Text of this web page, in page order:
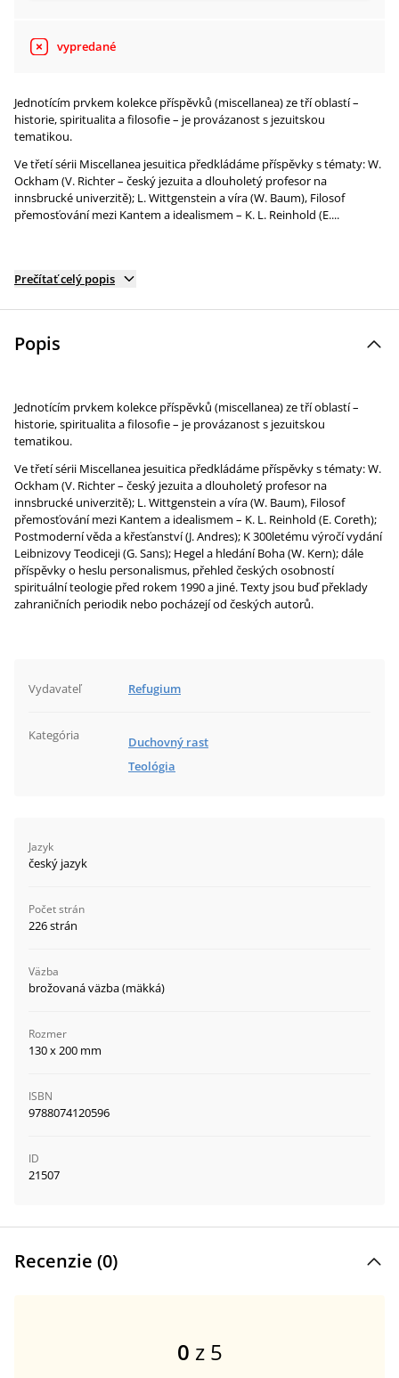
vypredané
Jednotícím prvkem kolekce příspěvků (miscellanea) ze tří oblastí –
historie, spiritualita a filosofie – je provázanost s jezuitskou
tematikou.
Ve třetí sérii Miscellanea jesuitica předkládáme příspěvky s tématy: W.
Ockham (V. Richter – český jezuita a dlouholetý profesor na
innsbrucké univerzitě); L. Wittgenstein a víra (W. Baum), Filosof
přemosťování mezi Kantem a idealismem – K. L. Reinhold (E....
Prečítať celý popis
Popis
Jednotícím prvkem kolekce příspěvků (miscellanea) ze tří oblastí –
historie, spiritualita a filosofie – je provázanost s jezuitskou
tematikou.
Ve třetí sérii Miscellanea jesuitica předkládáme příspěvky s tématy: W.
Ockham (V. Richter – český jezuita a dlouholetý profesor na
innsbrucké univerzitě); L. Wittgenstein a víra (W. Baum), Filosof
přemosťování mezi Kantem a idealismem – K. L. Reinhold (E. Coreth);
Postmoderní věda a křesťanství (J. Andres); K 300letému výročí vydání
Leibnizovy Teodiceji (G. Sans); Hegel a hledání Boha (W. Kern); dále
příspěvky o heslu personalismus, přehled českých osobností
spirituální teologie před rokem 1990 a jiné. Texty jsou buď překlady
zahraničních periodik nebo pocházejí od českých autorů.
Vydavateľ Refugium
Kategória
Duchovný rast
Teológia
Jazyk
český jazyk
Počet strán
226 strán
Väzba
brožovaná väzba (mäkká)
Rozmer
130 x 200 mm
ISBN
9788074120596
ID
21507
Recenzie (0)
0 z 5